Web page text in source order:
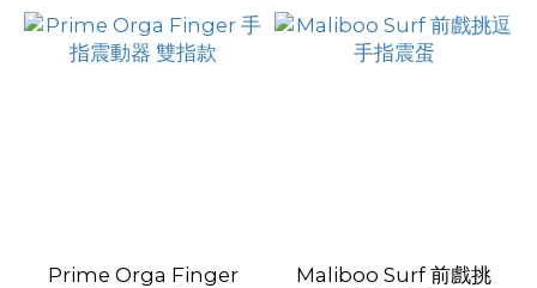
Prime Orga Finger
Maliboo Surf 前戲挑